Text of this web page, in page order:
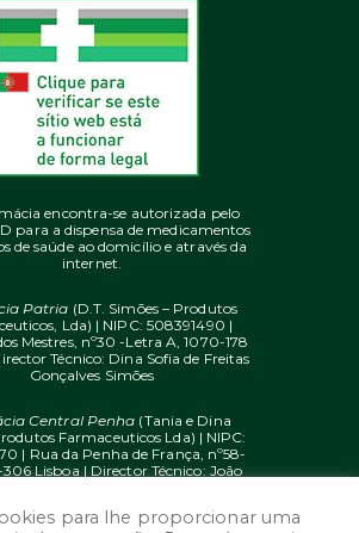
encontra-se autorizada pelo
para a dispensa de medicamentos
de saúde ao domicílio e através da
internet.
Patria (D.T. Simões – Produtos
Lda) | NIPC: 508391490 |
Mestres, nº30 -Letra A, 1070-178
Técnico: Dina Sofia de Freitas
Gonçalves Simões
Central Penha (Tania e Dina
Farmaceuticos Lda) | NIPC:
| Rua da Penha de França, nº58-
306 Lisboa | Director Técnico: João
para lhe proporcionar uma